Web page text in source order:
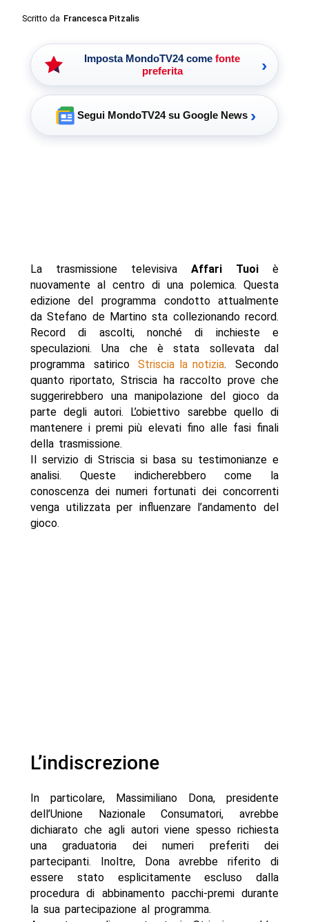
Scritto da Francesca Pitzalis
Imposta MondoTV24 come fonte
preferita
›
Segui MondoTV24 su Google News ›
La trasmissione televisivaAffari Tuoi è
nuovamente al centro di una polemica. Questa
edizione del programma condotto attualmente
da Stefano de Martino sta collezionando record.
Record di ascolti, nonché di inchieste e
speculazioni. Una che è stata sollevata dal
programma satiricoStriscia la notizia. Secondo
quanto riportato, Striscia ha raccolto prove che
suggerirebbero una manipolazione del gioco da
parte degli autori. L’obiettivo sarebbe quello di
mantenere i premi più elevati fino alle fasi finali
della trasmissione.
Il servizio di Striscia si basa su testimonianze e
analisi. Queste indicherebbero come la
conoscenza dei numeri fortunati dei concorrenti
venga utilizzata per influenzare l’andamento del
gioco.
L’indiscrezione
In particolare, Massimiliano Dona, presidente
dell’Unione Nazionale Consumatori, avrebbe
dichiarato che agli autori viene spesso richiesta
una graduatoria dei numeri preferiti dei
partecipanti. Inoltre, Dona avrebbe riferito di
essere stato esplicitamente escluso dalla
procedura di abbinamento pacchi-premi durante
la sua partecipazione al programma.